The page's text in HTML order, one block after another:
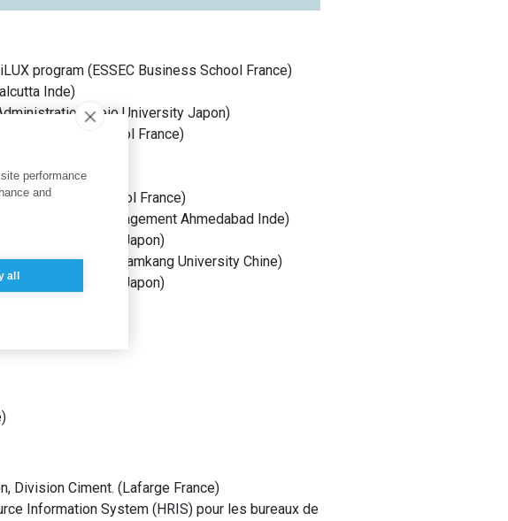
program (ESSEC Business School France)
Inde)
Keio University Japon)
Business School France)
)
Business School France)
Institute of Management Ahmedabad Inde)
Keio University Japon)
Making Tamkang University Chine)
Keio University Japon)
)
Division Ciment. (Lafarge France)
Information System (HRIS) pour les bureaux de
performance
and
all